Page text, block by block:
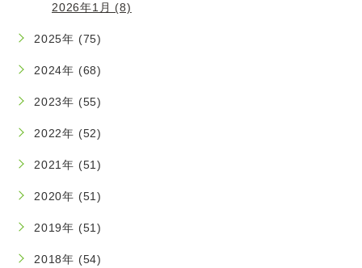
2026年1月 (8)
2025年 (75)
2024年 (68)
2023年 (55)
2022年 (52)
2021年 (51)
2020年 (51)
2019年 (51)
2018年 (54)